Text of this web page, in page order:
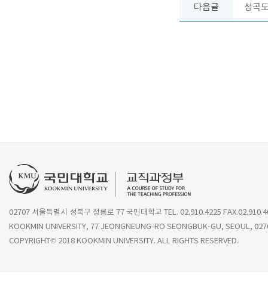
다음글 성곡
02707 서울특별시 성북구 정릉로 77 국민대학교 TEL. 02.910.4225
KOOKMIN UNIVERSITY, 77 JEONGNEUNG-RO SEONGBUK-GU, SEOUL,
COPYRIGHT© 2018 KOOKMIN UNIVERSITY. ALL RIGHTS RESERVED.